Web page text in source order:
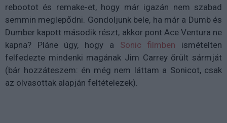
rebootot és remake-et, hogy már igazán nem szabad
semmin meglepődni. Gondoljunk bele, ha már a Dumb és
Dumber kapott második részt, akkor pont Ace Ventura ne
kapna? Pláne úgy, hogy a Sonic filmben ismételten
felfedezte mindenki magának Jim Carrey őrült sármját
(bár hozzáteszem: én még nem láttam a Sonicot, csak
az olvasottak alapján feltételezek).